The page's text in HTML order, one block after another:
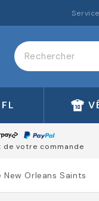
votre commande
Orleans Saints